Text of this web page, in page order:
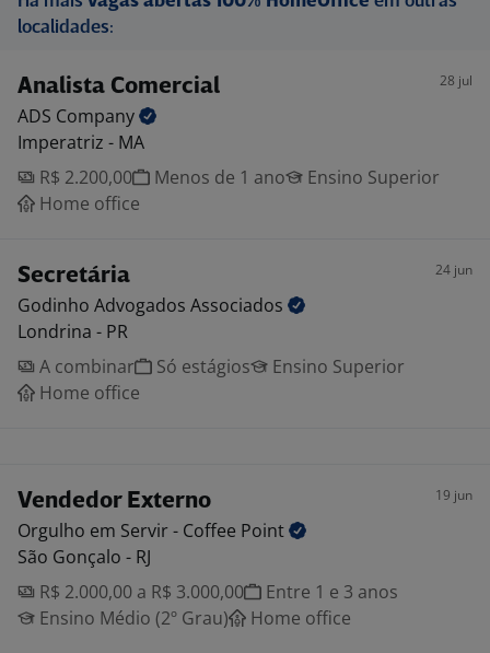
localidades:
Analista Comercial 28 jul
ADS Company
Imperatriz - MA
R$ 2.200,00
Menos de 1 ano
Ensino Superior
Home office
Secretária 24 jun
Godinho Advogados Associados
Londrina - PR
A combinar
Só estágios
Ensino Superior
Home office
Vendedor Externo 19 jun
Orgulho em Servir - Coffee Point
São Gonçalo - RJ
R$ 2.000,00 a R$ 3.000,00
Entre 1 e 3 anos
Ensino Médio (2º Grau)
Home office